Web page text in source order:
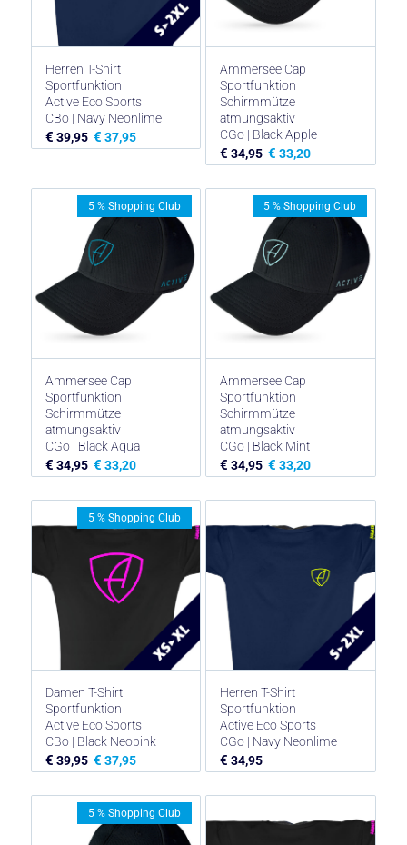
Herren T-Shirt
Sportfunktion
Active Eco Sports
CBo | Navy Neonlime
€ 39,95 € 37,95
Ammersee Cap
Sportfunktion
Schirmmütze
atmungsaktiv
CGo | Black Apple
€ 34,95 € 33,20
Ammersee Cap
Sportfunktion
Schirmmütze
atmungsaktiv
CGo | Black Aqua
€ 34,95 € 33,20
5 % Shopping Club
Ammersee Cap
Sportfunktion
Schirmmütze
atmungsaktiv
CGo | Black Mint
€ 34,95 € 33,20
5 % Shopping Club
Damen T-Shirt
Sportfunktion
Active Eco Sports
CBo | Black Neopink
€ 39,95 € 37,95
5 % Shopping Club
Herren T-Shirt
Sportfunktion
Active Eco Sports
CGo | Navy Neonlime
€ 34,95
5 % Shopping Club